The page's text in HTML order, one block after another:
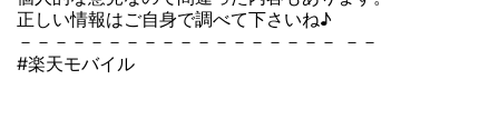
正しい情報はご自身で調べて下さいね♪
－－－－－－－－－－－－－－－－－－ －－
#楽天モバイル